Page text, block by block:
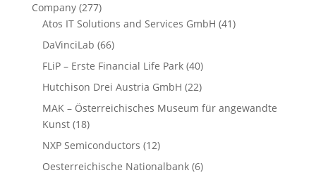
Company(277)
Atos IT Solutions and Services GmbH (41)
DaVinciLab (66)
FLiP – Erste Financial Life Park(40)
Hutchison Drei Austria GmbH (22)
MAK – Österreichisches Museum für angewandte
Kunst(18)
NXP Semiconductors (12)
Oesterreichische Nationalbank(6)